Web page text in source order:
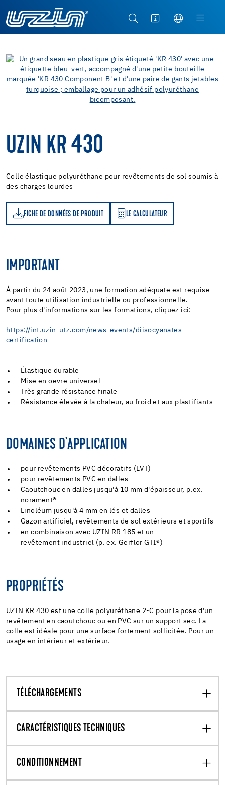
UZIN KR 430
Colle élastique polyuréthane pour revêtements de sol soumis à
des charges lourdes
FICHE DE DONNÉES DE PRODUIT LE CALCULATEUR
LE CALCULATEUR
IMPORTANT
À partir du 24 août 2023, une formation adéquate est requise
avant toute utilisation industrielle ou professionnelle.
Pour plus d'informations sur les formations, cliquez ici:
https://int.uzin-utz.com/news-events/diisocyanates-
certification
Élastique durable
Mise en oevre universel
Très grande résistance finale
Résistance élevée à la chaleur, au froid et aux plastifiants
DOMAINES D'APPLICATION
pour revêtements PVC décoratifs (LVT)
pour revêtements PVC en dalles
Caoutchouc en dalles jusqu'à 10 mm d'épaisseur, p.ex.
norament®
Linoléum jusqu'à 4 mm en lés et dalles
Gazon artificiel, revêtements de sol extérieurs et sportifs
en combinaison avec UZIN RR 185 et un
revêtement industriel (p. ex. Gerflor GTI®)
PROPRIÉTÉS
UZIN KR 430 est une colle polyuréthane 2-C pour la pose d'un
revêtement en caoutchouc ou en PVC sur un support sec. La
colle est idéale pour une surface fortement sollicitée. Pour un
usage en intérieur et extérieur.
TÉLÉCHARGEMENTS
CARACTÉRISTIQUES TECHNIQUES
CONDITIONNEMENT